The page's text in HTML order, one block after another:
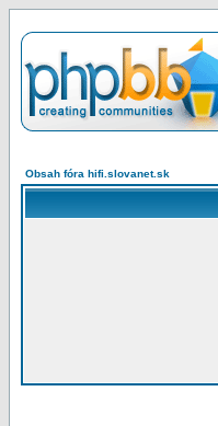
Obsah fóra hifi.slovanet.sk